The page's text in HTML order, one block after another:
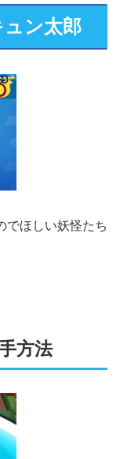
ン太郎
でほしい妖怪たち
方法